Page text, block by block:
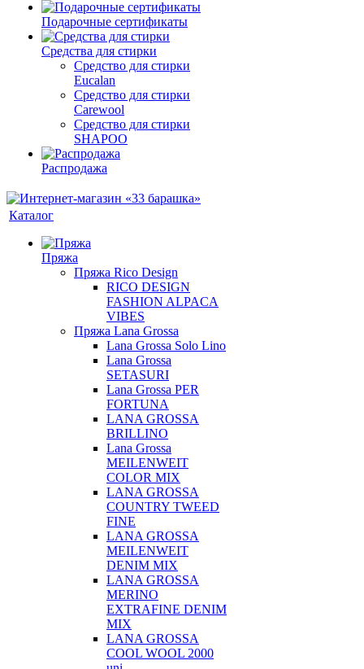
Подарочные сертификаты
Средства для стирки
Средство для стирки
Eucalan
Средство для стирки
Carewool
Средство для стирки
SHAPOO
Распродажа
Каталог
Пряжа
Пряжа Rico Design
RICO DESIGN
FASHION ALPACA
VIBES
Пряжа Lana Grossa
Lana Grossa Solo Lino
Lana Grossa
SETASURI
Lana Grossa PER
FORTUNA
LANA GROSSA
BRILLINO
Lana Grossa
MEILENWEIT
COLOR MIX
LANA GROSSA
COUNTRY TWEED
FINE
LANA GROSSA
MEILENWEIT
DENIM MIX
LANA GROSSA
MERINO
EXTRAFINE DENIM
MIX
LANA GROSSA
COOL WOOL 2000